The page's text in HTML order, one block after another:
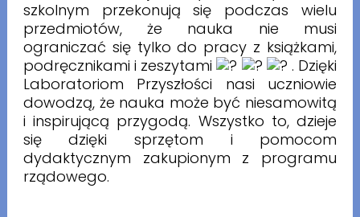
szkolnym przekonują się podczas wielu
przedmiotów, że nauka nie musi
ograniczać się tylko do pracy z książkami,
podręcznikami i zeszytami
. Dzięki
Laboratoriom Przyszłości nasi uczniowie
dowodzą, że nauka może być niesamowitą
i inspirującą przygodą. Wszystko to, dzieje
się dzięki sprzętom i pomocom
dydaktycznym zakupionym z programu
rządowego.